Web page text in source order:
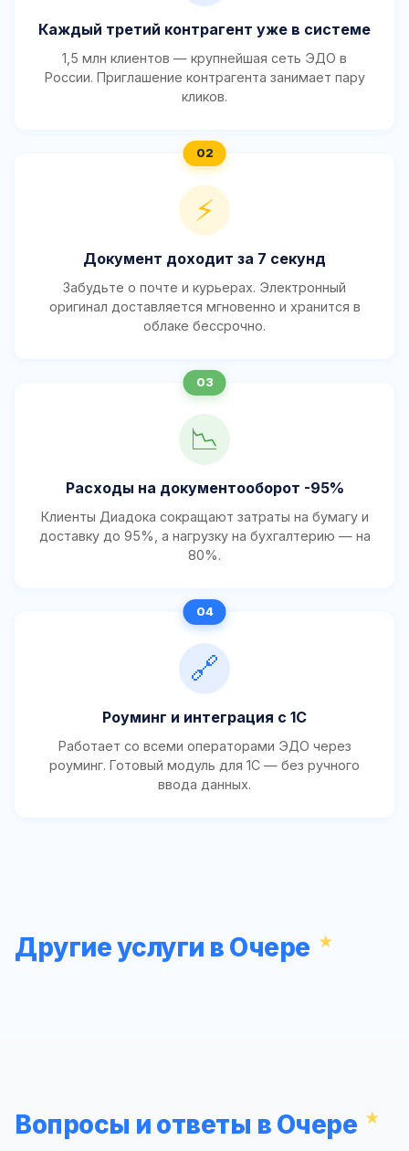
Каждый третий контрагент уже в системе
1,5 млн клиентов — крупнейшая сеть ЭДО в
России. Приглашение контрагента занимает пару
кликов.
⚡
Документ доходит за 7 секунд
Забудьте о почте и курьерах. Электронный
оригинал доставляется мгновенно и хранится в
облаке бессрочно.
📉
Расходы на документооборот -95%
Клиенты Диадока сокращают затраты на бумагу и
доставку до 95%, а нагрузку на бухгалтерию — на
80%.
🔗
Роуминг и интеграция с 1С
Работает со всеми операторами ЭДО через
роуминг. Готовый модуль для 1С — без ручного
ввода данных.
Другие услуги в Очере
Вопросы и ответы в Очере